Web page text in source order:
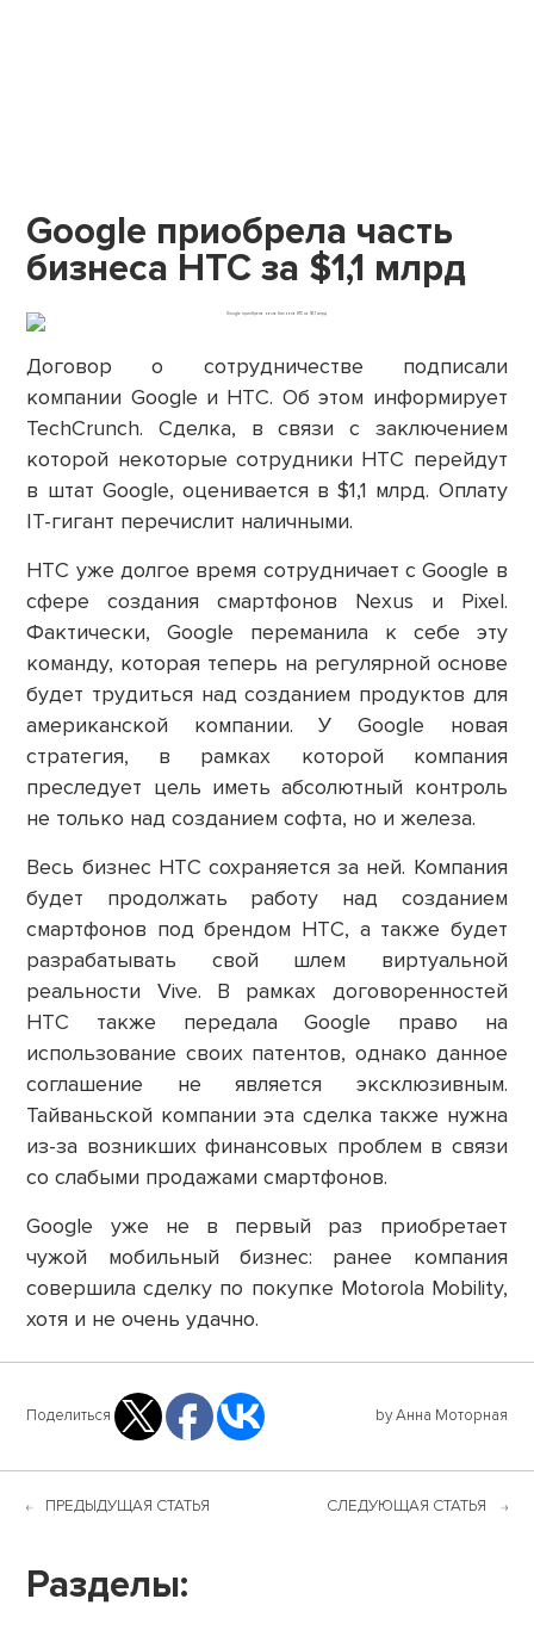
Google приобрела часть
бизнеса HTC за $1,1 млрд
Договор о сотрудничестве подписали
компании Google и HTC. Об этом информирует
TechCrunch. Сделка, в связи с заключением
которой некоторые сотрудники HTC перейдут
в штат Google, оценивается в $1,1 млрд. Оплату
IT-гигант перечислит наличными.
HTC уже долгое время сотрудничает с Google в
сфере создания смартфонов Nexus и Pixel.
Фактически, Google переманила к себе эту
команду, которая теперь на регулярной основе
будет трудиться над созданием продуктов для
американской компании. У Google новая
стратегия, в рамках которой компания
преследует цель иметь абсолютный контроль
не только над созданием софта, но и железа.
Весь бизнес HTC сохраняется за ней. Компания
будет продолжать работу над созданием
смартфонов под брендом HTC, а также будет
разрабатывать свой шлем виртуальной
реальности Vive. В рамках договоренностей
HTC также передала Google право на
использование своих патентов, однако данное
соглашение не является эксклюзивным.
Тайваньской компании эта сделка также нужна
из-за возникших финансовых проблем в связи
со слабыми продажами смартфонов.
Google уже не в первый раз приобретает
чужой мобильный бизнес: ранее компания
совершила сделку по покупке Motorola Mobility,
хотя и не очень удачно.
Поделиться by Анна Моторная
ПРЕДЫДУЩАЯ СТАТЬЯ СЛЕДУЮЩАЯ СТАТЬЯ
Разделы: